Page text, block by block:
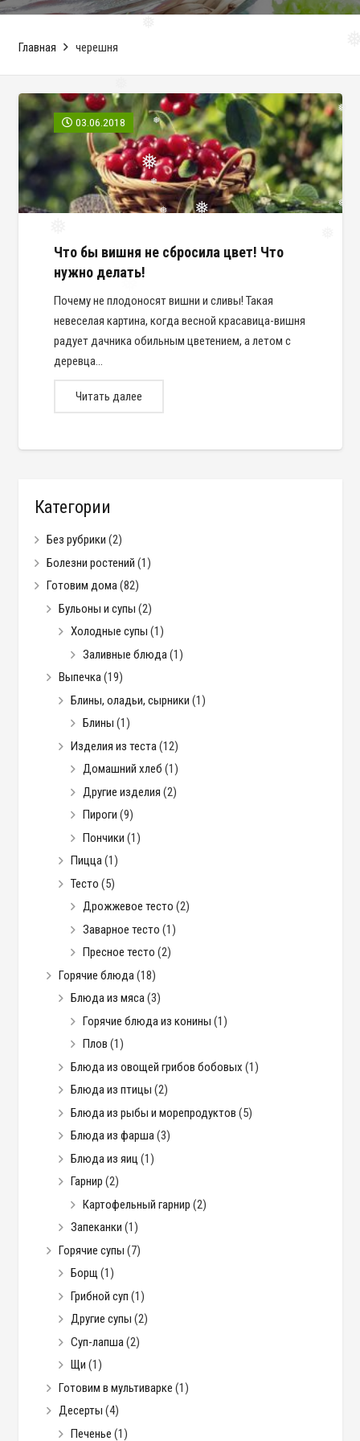
❅
❅
❅
❅
❅
❅
❅
❅
Главная черешня
03.06.2018
Что бы вишня не сбросила цвет! Что
нужно делать!
Почему не плодоносят вишни и сливы! Такая
невеселая картина, когда весной красавица-вишня
радует дачника обильным цветением, а летом с
деревца…
Читать далее
Категории
Без рубрики (2)
Болезни ростений (1)
Готовим дома(82)
Бульоны и супы (2)
Холодные супы (1)
Заливные блюда(1)
Выпечка(19)
Блины, оладьи, сырники (1)
Блины (1)
Изделия из теста(12)
Домашний хлеб (1)
Другие изделия (2)
Пироги (9)
Пончики (1)
Пицца(1)
Тесто (5)
Дрожжевое тесто (2)
Заварное тесто (1)
Пресное тесто (2)
Горячие блюда(18)
Блюда из мяса(3)
Горячие блюда из конины (1)
Плов (1)
Блюда из овощей грибов бобовых (1)
Блюда из птицы (2)
Блюда из рыбы и морепродуктов (5)
Блюда из фарша(3)
Блюда из яиц (1)
Гарнир (2)
Картофельный гарнир (2)
Запеканки (1)
Горячие супы (7)
Борщ (1)
Грибной суп (1)
Другие супы (2)
Суп-лапша(2)
Щи (1)
Готовим в мультиварке (1)
Десерты (4)
Печенье (1)